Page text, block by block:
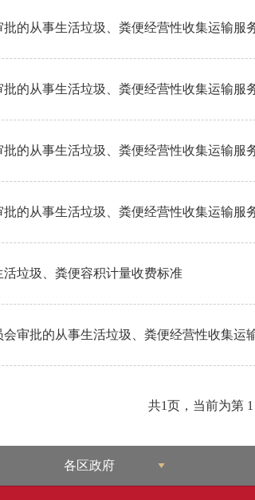
的从事生活垃圾、粪便经营性收集运输服
的从事生活垃圾、粪便经营性收集运输服
的从事生活垃圾、粪便经营性收集运输服
的从事生活垃圾、粪便经营性收集运输服
垃圾、粪便容积计量收费标准
审批的从事生活垃圾、粪便经营性收集运
共1页，当前为第
各区政府